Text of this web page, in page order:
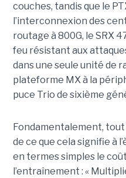
couches, tandis que le
l’interconnexion des
routage à 800G, le SRX
feu résistant aux
dans une seule unité de
plateforme MX à la
puce Trio de sixième
Fondamentalement,
de ce que cela signifie à
en termes simples le
l’entraînement : «